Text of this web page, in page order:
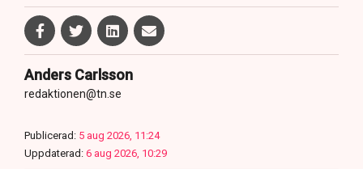
Anders Carlsson
redaktionen@tn.se
Publicerad: 5 aug 2026, 11:24
Uppdaterad: 6 aug 2026, 10:29